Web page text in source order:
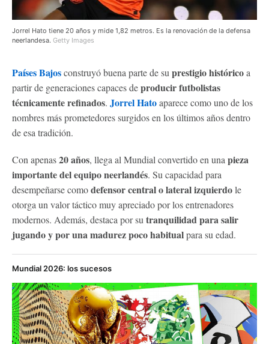
Jorrel Hato tiene 20 años y mide 1,82 metros. Es la renovación de la defensa
neerlandesa. Getty Images
Países Bajosconstruyó buena parte de su prestigio históricoa
partir de generaciones capaces deproducir futbolistas
técnicamente refinados. Jorrel Hatoaparece como uno de los
nombres más prometedores surgidos en los últimos años dentro
de esa tradición.
Con apenas20 años, llega al Mundial convertido en una pieza
importante del equipo neerlandés. Su capacidad para
desempeñarse comodefensor central o lateral izquierdole
otorga un valor táctico muy apreciado por los entrenadores
modernos. Además, destaca por su tranquilidad para salir
jugando y por una madurez poco habitualpara su edad.
Mundial 2026: los sucesos